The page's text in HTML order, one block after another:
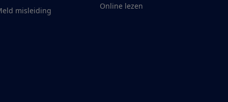
misleiding
Online lezen